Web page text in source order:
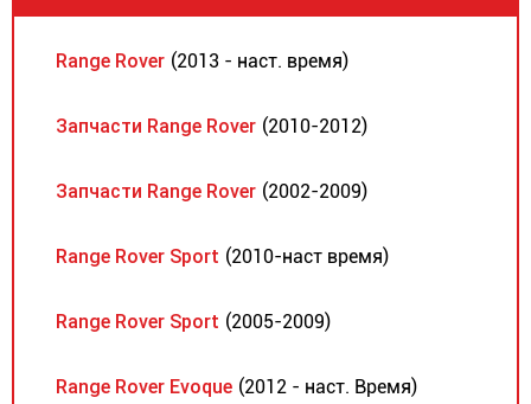
Range Rover (2013 - наст. время)
Запчасти Range Rover (2010-2012)
Запчасти Range Rover (2002-2009)
Range Rover Sport (2010-наст время)
Range Rover Sport (2005-2009)
Range Rover Evoque (2012 - наст. Время)